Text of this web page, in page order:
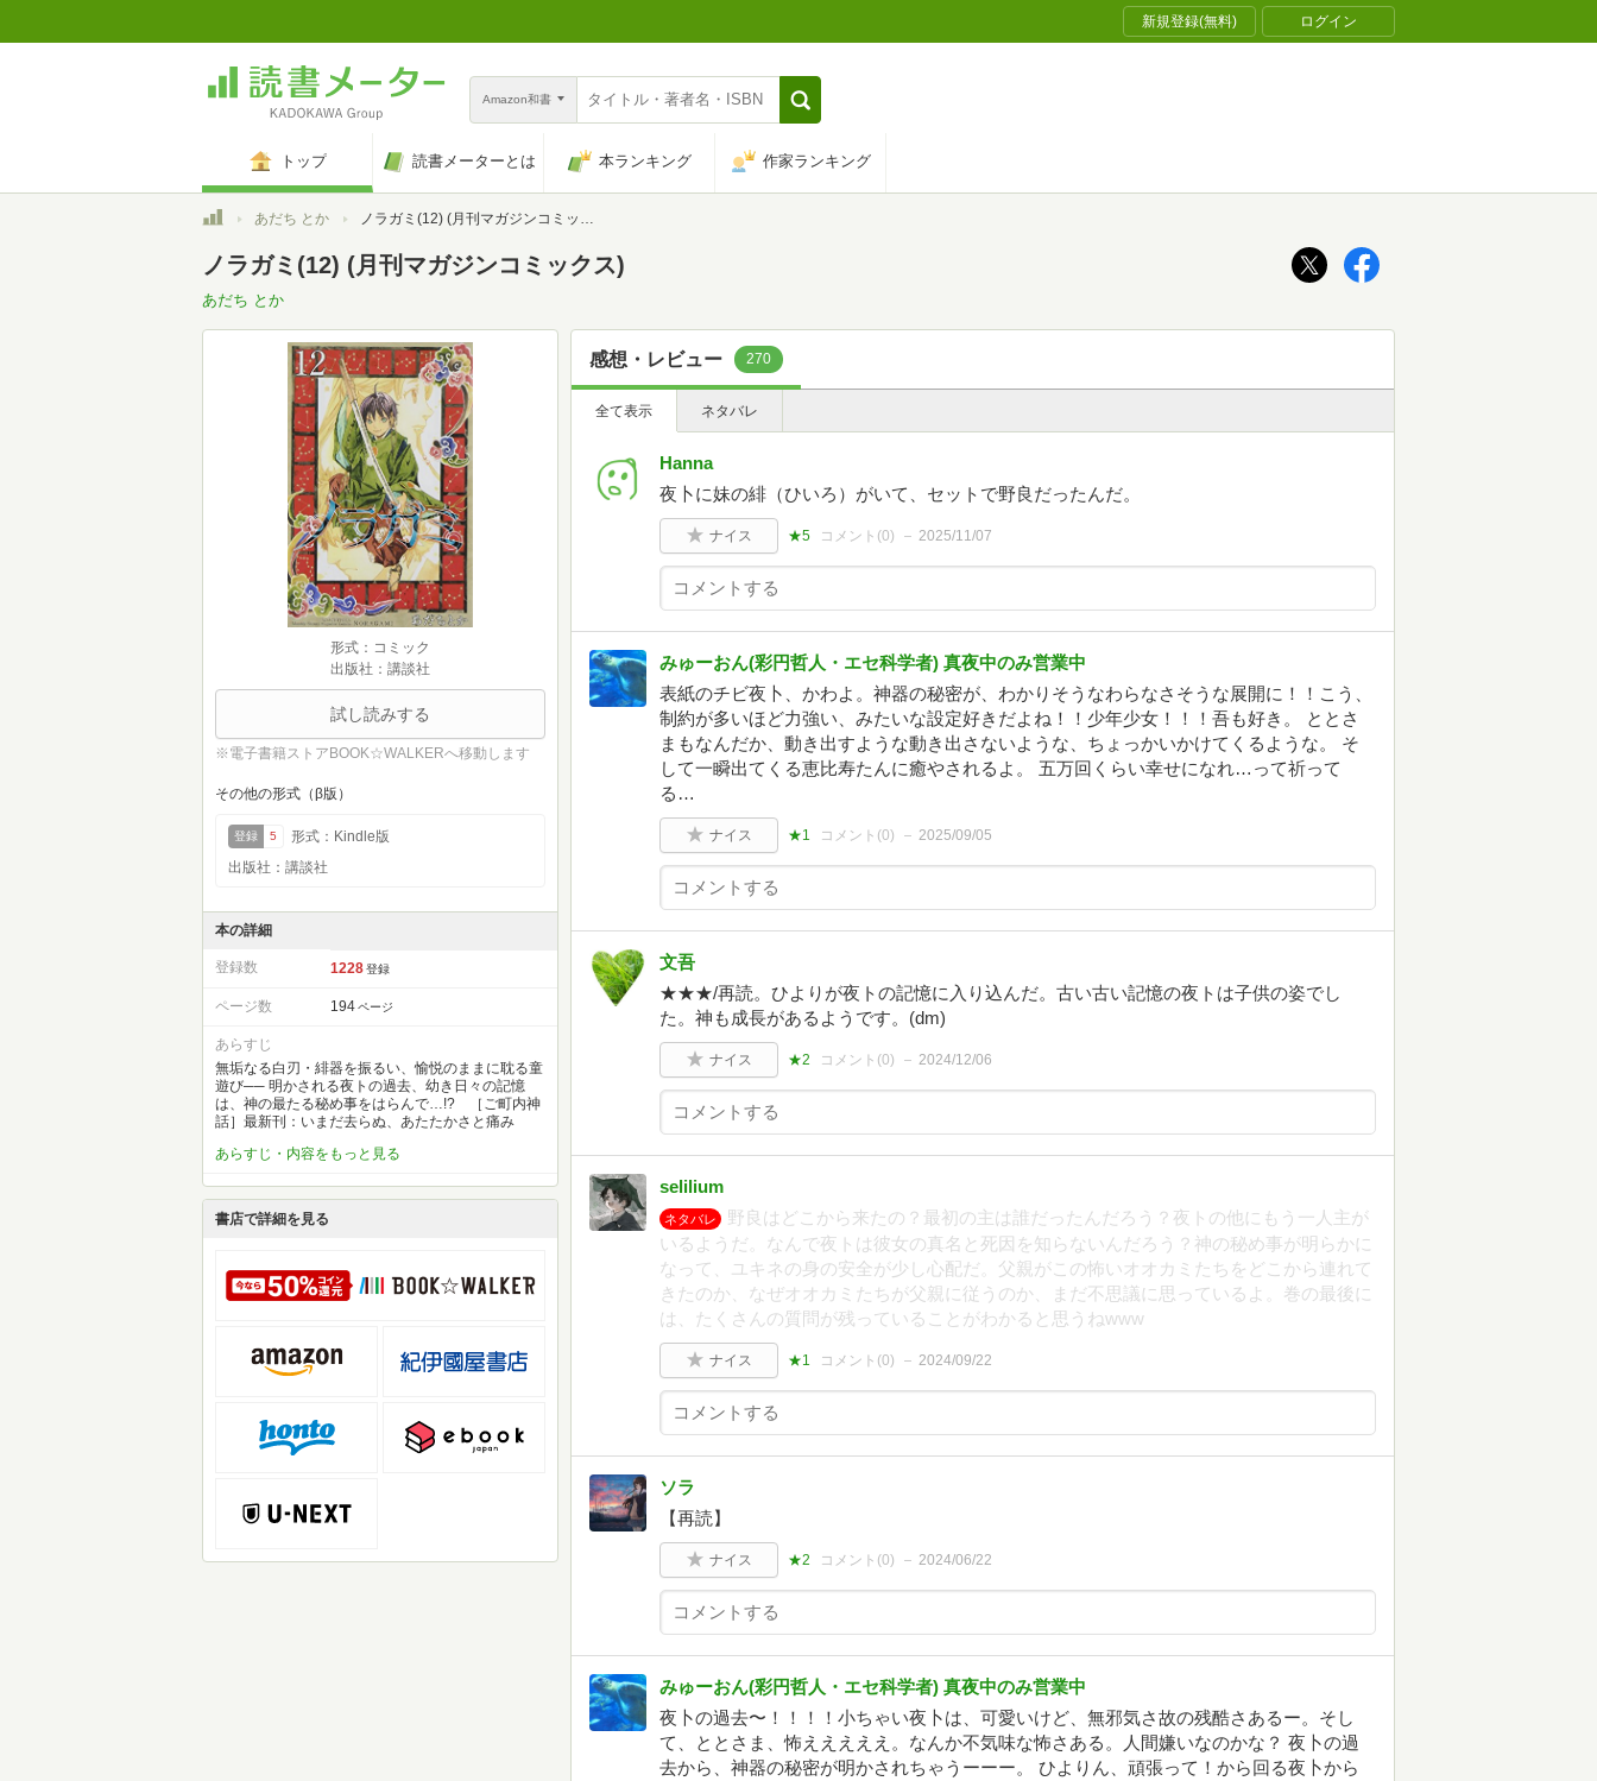
新規登録(無料) ログイン
Amazon和書
トップ 読書メーターとは 本ランキング 作家ランキング
トップあだち とか ノラガミ(12) (月刊マガジンコミックス)
ノラガミ(12) (月刊マガジンコミックス)
あだち とか
形式：コミック
出版社：講談社
試し読みする
※電子書籍ストアBOOK☆WALKERへ移動します
その他の形式（β版）
登録 5
形式：Kindle版
出版社：講談社
本の詳細
登録数 1228 登録
ページ数 194 ページ
あらすじ
無垢なる白刃・緋器を振るい、愉悦のままに耽る童
遊び── 明かされる夜トの過去、幼き日々の記憶
は、神の最たる秘め事をはらんで…!? ［ご町内神
話］最新刊：いまだ去らぬ、あたたかさと痛み
あらすじ・内容をもっと見る
書店で詳細を見る
感想・レビュー 270
全て表示 ネタバレ
Hanna
夜卜に妹の緋（ひいろ）がいて、セットで野良だったんだ。
ナイス ★5 コメント(0) 2025/11/07
みゅーおん(彩円哲人・エセ科学者) 真夜中のみ営業中
表紙のチビ夜卜、かわよ。神器の秘密が、わかりそうなわらなさそうな展開に！！こう、
制約が多いほど力強い、みたいな設定好きだよね！！少年少女！！！吾も好き。 ととさ
まもなんだか、動き出すような動き出さないような、ちょっかいかけてくるような。 そ
して一瞬出てくる恵比寿たんに癒やされるよ。 五万回くらい幸せになれ…って祈って
る…
ナイス ★1 コメント(0) 2025/09/05
文吾
★★★/再読。ひよりが夜トの記憶に入り込んだ。古い古い記憶の夜トは子供の姿でし
た。神も成長があるようです。(dm)
ナイス ★2 コメント(0) 2024/12/06
selilium
ネタバレ
野良はどこから来たの？最初の主は誰だったんだろう？夜トの他にもう一人主が
いるようだ。なんで夜トは彼女の真名と死因を知らないんだろう？神の秘め事が明らかに
なって、ユキネの身の安全が少し心配だ。父親がこの怖いオオカミたちをどこから連れて
きたのか、なぜオオカミたちが父親に従うのか、まだ不思議に思っているよ。巻の最後に
は、たくさんの質問が残っていることがわかると思うねwww
ナイス ★1 コメント(0) 2024/09/22
ソラ
【再読】
ナイス ★2 コメント(0) 2024/06/22
みゅーおん(彩円哲人・エセ科学者) 真夜中のみ営業中
夜卜の過去〜！！！！小ちゃい夜卜は、可愛いけど、無邪気さ故の残酷さあるー。そし
て、ととさま、怖えええええ。なんか不気味な怖さある。人間嫌いなのかな？ 夜卜の過
去から、神器の秘密が明かされちゃうーーー。 ひよりん、頑張って！から回る夜卜から